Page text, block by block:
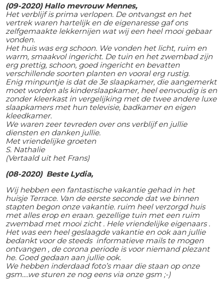
(09-2020) Hallo mevrouw Mennes,
Het verblijf is prima verlopen. De ontvangst en het
vertrek waren hartelijk en de eigenaresse gaf ons
zelfgemaakte lekkernijen wat wij een heel mooi gebaar
vonden.
Het huis was erg schoon. We vonden het licht, ruim en
warm, smaakvol ingericht. De tuin en het zwembad zijn
erg prettig, schoon, goed ingericht en bevatten
verschillende soorten planten en vooral erg rustig.
Enig minpuntje is dat de 3e slaapkamer, die aangemerkt
moet worden als kinderslaapkamer, heel eenvoudig is en
zonder kleerkast in vergelijking met de twee andere luxe
slaapkamers met hun televisie, badkamer en eigen
kleedkamer.
We waren zeer tevreden over ons verblijf en jullie
diensten en danken jullie.
Met vriendelijke groeten
S. Nathalie
(Vertaald uit het Frans)
(08-2020) Beste Lydia,
Wij hebben een fantastische vakantie gehad in het
huisje Terrace. Van de eerste seconde dat we binnen
stapten begon onze vakantie. ruim heel verzorgd huis
met alles erop en eraan. gezellige tuin met een ruim
zwembad met mooi zicht . Hele vriendelijke eigenaars .
Het was een heel geslaagde vakantie en ook aan jullie
bedankt voor de steeds informatieve mails te mogen
ontvangen , de corona periode is voor niemand plezant
he. Goed gedaan aan jullie ook.
We hebben inderdaad foto’s maar die staan op onze
gsm….we sturen ze nog eens via onze gsm ;-)